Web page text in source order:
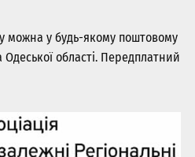
можна у будь-якому поштовому
Одеської області. Передплатний